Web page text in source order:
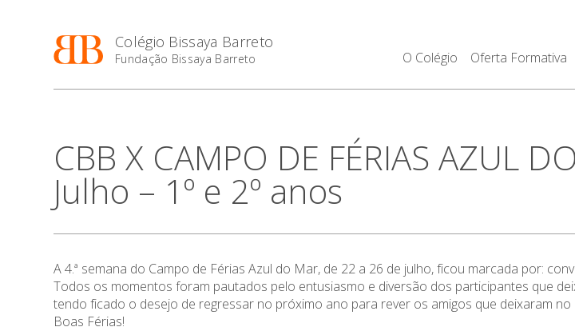
Colégio Bissaya Barreto
Fundação Bissaya Barreto O Colégio Oferta Formativa
CBB X CAMPO DE FÉRIAS AZUL
Julho – 1º e 2º anos
A 4.ª semana do Campo de Férias Azul do Mar, de 22 a 26 de julho, ficou marcada por:
Todos os momentos foram pautados pelo entusiasmo e diversão dos participantes que
tendo ficado o desejo de regressar no próximo ano para rever os amigos que deixaram
Boas Férias!